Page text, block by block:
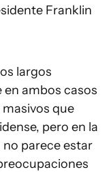
Franklin
largos
en ambos casos
que
pero en la
parece estar